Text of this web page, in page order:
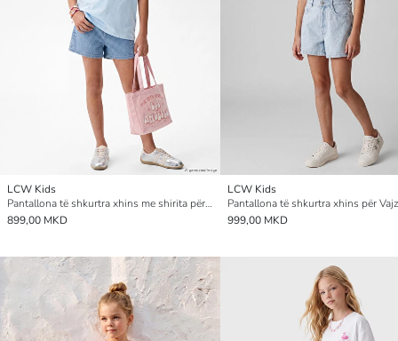
LCW Kids
Pantallona të shkurtra xhins me shirita për vajza
899,00 MKD
LCW Kids
999,00 MKD